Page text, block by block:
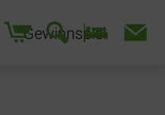
Gewinnspiel
Navigation